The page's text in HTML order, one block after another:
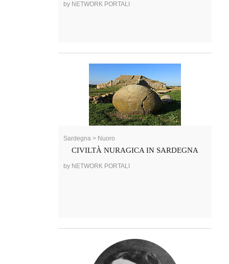
by NETWORK PORTALI
Sardegna > Nuoro
CIVILTÀ NURAGICA IN SARDEGNA
by NETWORK PORTALI